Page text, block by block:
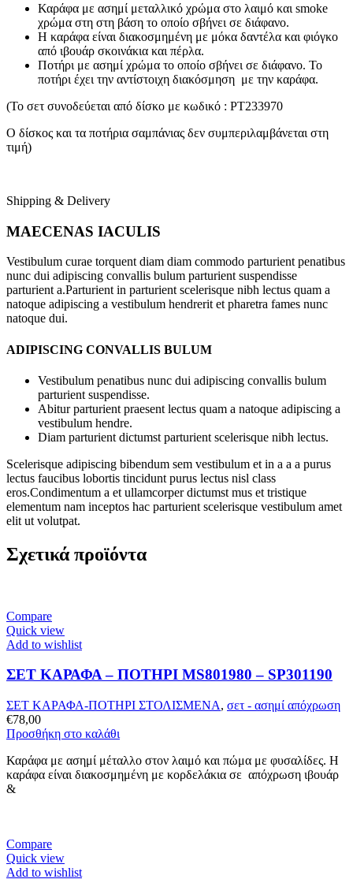
Καράφα με ασημί μεταλλικό χρώμα στο λαιμό και smoke
χρώμα στη στη βάση το οποίο σβήνει σε διάφανο.
Η καράφα είναι διακοσμημένη με μόκα δαντέλα και φιόγκο
από ιβουάρ σκοινάκια και πέρλα.
Ποτήρι με ασημί χρώμα το οποίο σβήνει σε διάφανο. Το
ποτήρι έχει την αντίστοιχη διακόσμηση με την καράφα.
(Το σετ συνοδεύεται από δίσκο με κωδικό : PT233970
Ο δίσκος και τα ποτήρια σαμπάνιας δεν συμπεριλαμβάνεται στη
τιμή)
Shipping & Delivery
MAECENAS IACULIS
Vestibulum curae torquent diam diam commodo parturient penatibus
nunc dui adipiscing convallis bulum parturient suspendisse
parturient a.Parturient in parturient scelerisque nibh lectus quam a
natoque adipiscing a vestibulum hendrerit et pharetra fames nunc
natoque dui.
ADIPISCING CONVALLIS BULUM
Vestibulum penatibus nunc dui adipiscing convallis bulum
parturient suspendisse.
Abitur parturient praesent lectus quam a natoque adipiscing a
vestibulum hendre.
Diam parturient dictumst parturient scelerisque nibh lectus.
Scelerisque adipiscing bibendum sem vestibulum et in a a a purus
lectus faucibus lobortis tincidunt purus lectus nisl class
eros.Condimentum a et ullamcorper dictumst mus et tristique
elementum nam inceptos hac parturient scelerisque vestibulum amet
elit ut volutpat.
Σχετικά προϊόντα
Compare
Quick view
Add to wishlist
ΣΕΤ ΚΑΡΑΦΑ – ΠΟΤHΡΙ MS801980 – SP301190
ΣΕΤ ΚΑΡΑΦΑ-ΠΟΤΗΡΙ ΣΤΟΛΙΣΜΕΝΑ, σετ - ασημί απόχρωση
€78,00
Προσθήκη στο καλάθι
Καράφα με ασημί μέταλλο στον λαιμό και πώμα με φυσαλίδες. Η
καράφα είναι διακοσμημένη με κορδελάκια σε απόχρωση ιβουάρ
&
Compare
Quick view
Add to wishlist